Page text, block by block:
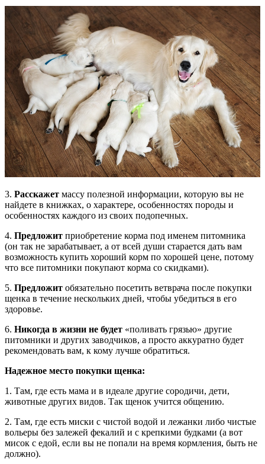
3. Расскажет массу полезной информации, которую вы не
найдете в книжках, о характере, особенностях породы и
особенностях каждого из своих подопечных.
4. Предложит приобретение корма под именем питомника
(он так не зарабатывает, а от всей души старается дать вам
возможность купить хороший корм по хорошей цене, потому
что все питомники покупают корма со скидками).
5. Предложит обязательно посетить ветврача после покупки
щенка в течение нескольких дней, чтобы убедиться в его
здоровье.
6. Никогда в жизни не будет «поливать грязью» другие
питомники и других заводчиков, а просто аккуратно будет
рекомендовать вам, к кому лучше обратиться.
Надежное место покупки щенка:
1. Там, где есть мама и в идеале другие сородичи, дети,
животные других видов. Так щенок учится общению.
2. Там, где есть миски с чистой водой и лежанки либо чистые
вольеры без залежей фекалий и с крепкими будками (а вот
мисок с едой, если вы не попали на время кормления, быть не
должно).